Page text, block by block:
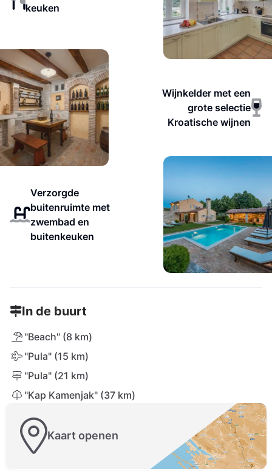
keuken
Wijnkelder met een
grote selectie
Kroatische wijnen
Verzorgde
buitenruimte met
zwembad en
buitenkeuken
In de buurt
"Beach" (8 km)
"Pula" (15 km)
"Pula" (21 km)
"Kap Kamenjak" (37 km)
Kaart openen